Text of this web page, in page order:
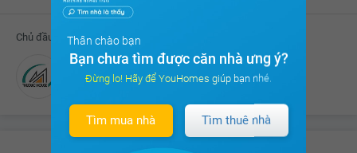
Chủ đầu tư
Công ty CP phát triển nhà Thủ Đức
Thân chào bạn
Bạn chưa tìm được căn nhà ưng ý?
Đừng lo! Hãy để YouHomes giúp bạn nhé.
Tìm mua nhà Tìm thuê nhà